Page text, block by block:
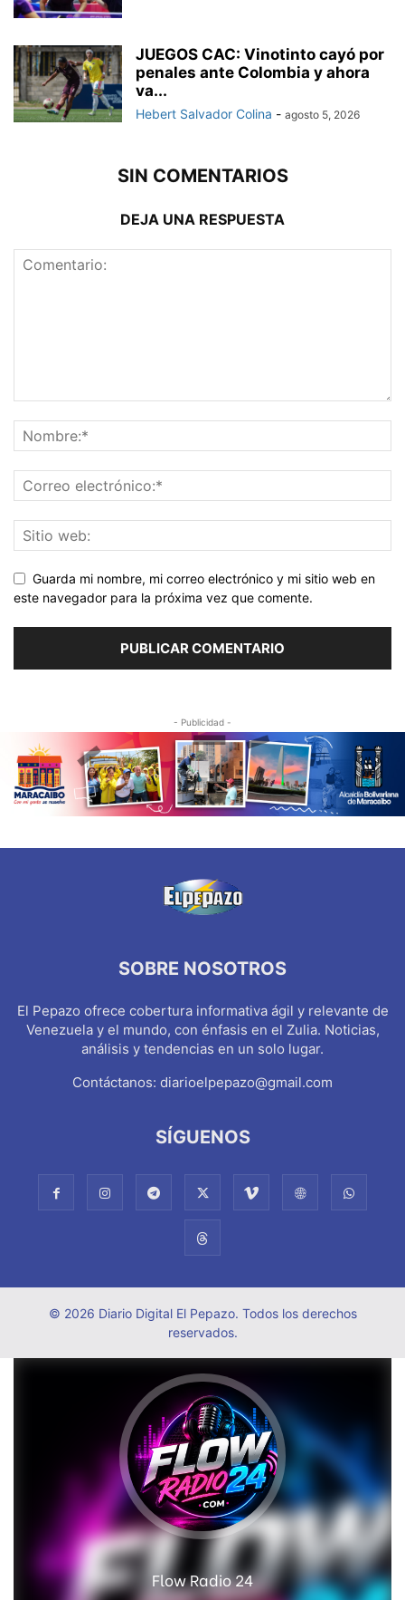
JUEGOS CAC: Vinotinto cayó por
penales ante Colombia y ahora
va...
Hebert Salvador Colina - agosto 5, 2026
SIN COMENTARIOS
DEJA UNA RESPUESTA
Guarda mi nombre, mi correo electrónico y mi sitio web en
este navegador para la próxima vez que comente.
- Publicidad -
SOBRE NOSOTROS
El Pepazo ofrece cobertura informativa ágil y relevante de
Venezuela y el mundo, con énfasis en el Zulia. Noticias,
análisis y tendencias en un solo lugar.
Contáctanos: diarioelpepazo@gmail.com
SÍGUENOS
© 2026 Diario Digital El Pepazo. Todos los derechos
reservados.